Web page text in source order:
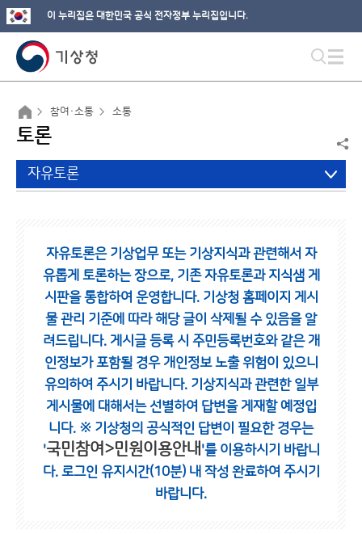
이 누리집은 대한민국 공식 전자정부 누리집입니다.
참여·소통 소통
토론
자유토론
자유토론은 기상업무 또는 기상지식과 관련해서 자
유롭게 토론하는 장으로, 기존 자유토론과 지식샘 게
시판을 통합하여 운영합니다. 기상청 홈페이지 게시
물 관리 기준에 따라 해당 글이 삭제될 수 있음을 알
려드립니다. 게시글 등록 시 주민등록번호와 같은 개
인정보가 포함될 경우 개인정보 노출 위험이 있으니
유의하여 주시기 바랍니다. 기상지식과 관련한 일부
게시물에 대해서는 선별하여 답변을 게재할 예정입
니다. ※ 기상청의 공식적인 답변이 필요한 경우는
'국민참여>민원이용안내 '를 이용하시기 바랍니
다. 로그인 유지시간(10분) 내 작성 완료하여 주시기
바랍니다.